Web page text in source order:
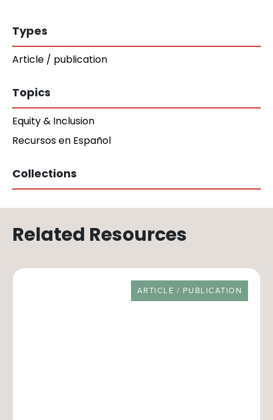
Types
Article / publication
Topics
Equity & Inclusion
Recursos en Español
Collections
Related Resources
RESOURCE TYPE
ARTICLE / PUBLICATION